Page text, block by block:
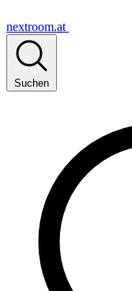
nextroom.at
Suchen